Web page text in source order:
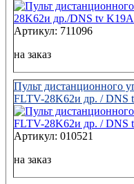
Артикул: 711096
на заказ
Пульт дистанционного
FLTV-28K62и др. / DNS
Артикул: 010521
на заказ